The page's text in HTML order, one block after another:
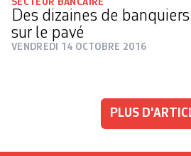
SECTEUR BANCAIRE
Des dizaines de
sur le pavé
VENDREDI 14 OCTOBRE 2016
PLUS